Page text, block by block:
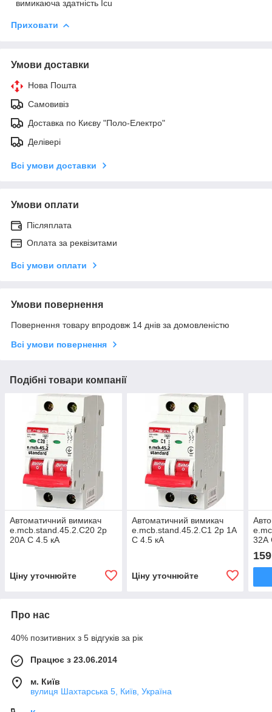
вимикаюча здатність Icu
Приховати
Умови доставки
Нова Пошта
Самовивіз
Доставка по Києву "Поло-Електро"
Делівері
Всі умови доставки
Умови оплати
Післяплата
Оплата за реквізитами
Всі умови оплати
Умови повернення
Повернення товару впродовж 14 днів за домовленістю
Всі умови повернення
Подібні товари компанії
Автоматичний вимикач
e.mcb.stand.45.2.C20 2р
20А C 4.5 кА
Ціну уточнюйте
Автоматичний вимикач
e.mcb.stand.45.2.C1 2р 1А
C 4.5 кА
Ціну уточнюйте
32А
Про нас
40% позитивних з 5 відгуків за рік
Працює з 23.06.2014
м. Київ
вулиця Шахтарська 5, Київ, Україна